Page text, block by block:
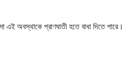
এই অবস্থাকে প্রাণঘাতী হতে বাধা দিতে পারে।